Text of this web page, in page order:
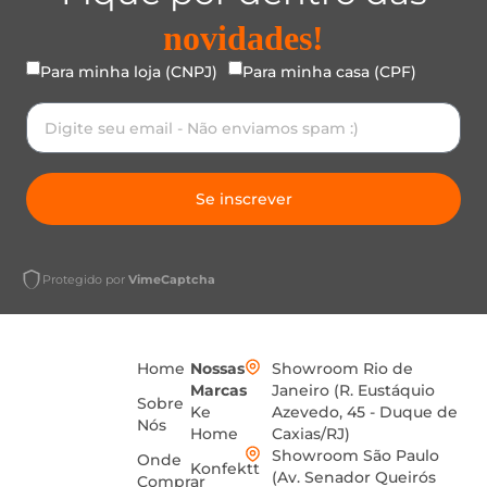
novidades!
Para minha loja (CNPJ) Para minha casa (CPF)
Se inscrever
Protegido por VimeCaptcha
Home
Sobre
Nós
Onde
Comprar
Nossas
Marcas
Ke
Home
Konfektt
Showroom Rio de
Janeiro (R. Eustáquio
Azevedo, 45 - Duque de
Caxias/RJ)
Showroom São Paulo
(Av. Senador Queirós